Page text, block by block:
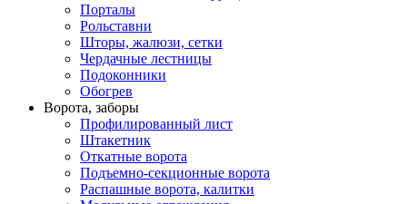
Порталы
Рольставни
Шторы, жалюзи, сетки
Чердачные лестницы
Подоконники
Обогрев
Ворота, заборы
Профилированный лист
Штакетник
Откатные ворота
Подъемно-секционные ворота
Распашные ворота, калитки